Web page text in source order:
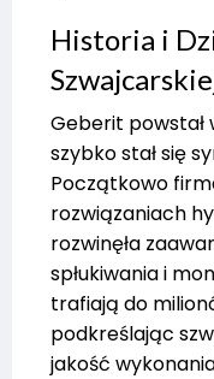
Historia i
Geberit powstał
szybko stał się
Początkowo
rozwiązaniach
rozwinęła
spłukiwania i
trafiają do
podkreślając
jakość